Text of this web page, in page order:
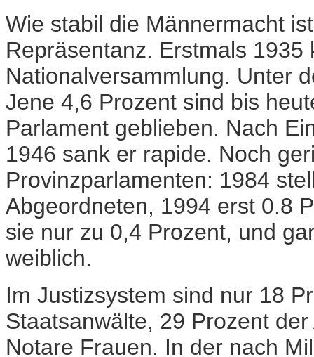
Wie stabil die Männermacht
Repräsentanz. Erstmals
Nationalversammlung. Unter
Jene 4,6 Prozent sind bis
Parlament geblieben. Nach
1946 sank er rapide. Noch
Provinzparlamenten: 1984
Abgeordneten, 1994 erst 0.8
sie nur zu 0,4 Prozent, und
weiblich.
Im Justizsystem sind nur 18
Staatsanwälte, 29 Prozent
Notare Frauen. In der nach